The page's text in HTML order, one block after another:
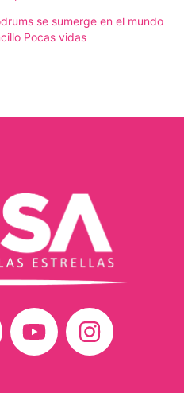
se sumerge en el mundo
Pocas vidas